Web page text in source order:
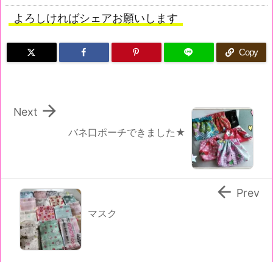
よろしければシェアお願いします
Copy
バネ口ポーチできました★

Next
マスク
 Prev